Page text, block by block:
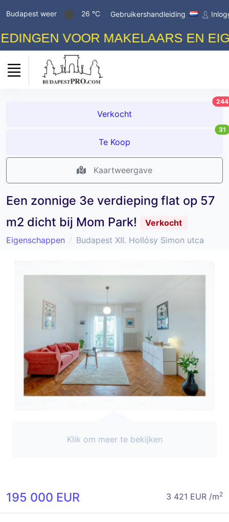
Budapest weer 26 °C Gebruikershandleiding
VOOR MAKELAARS EN
Verkocht
244
Te Koop
31
Kaartweergave
Een zonnige 3e verdieping flat op 57
m2 dicht bij Mom Park!
Verkocht
Eigenschappen
Budapest XII. Hollósy Simon utca
Klik om meer te bekijken
195 000 EUR 3 421 EUR /m2